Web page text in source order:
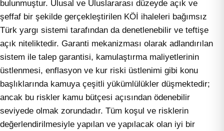
bulunmuştur. Ulusal ve Uluslararası düzeyde açık ve
şeffaf bir şekilde gerçekleştirilen KÖİ ihaleleri bağımsız
Türk yargı sistemi tarafından da denetlenebilir ve teftişe
açık niteliktedir. Garanti mekanizması olarak adlandırılan
sistem ile talep garantisi, kamulaştırma maliyetlerinin
üstlenmesi, enflasyon ve kur riski üstlenimi gibi konu
başlıklarında kamuya çeşitli yükümlülükler düşmektedir;
ancak bu riskler kamu bütçesi açısından ödenebilir
seviyede olmak zorundadır. Tüm koşul ve risklerin
değerlendirilmesiyle yapılan ve yapılacak olan iyi bir